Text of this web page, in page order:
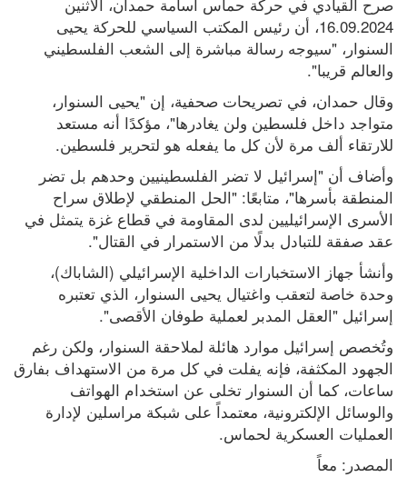
والعالم قريبا".
للارتقاء ألف مرة لأن كل ما يفعله هو لتحرير فلسطين.
عقد صفقة للتبادل بدلًا من الاستمرار في القتال".
إسرائيل "العقل المدبر لعملية طوفان الأقصى".
العمليات العسكرية لحماس.
المصدر: معاً